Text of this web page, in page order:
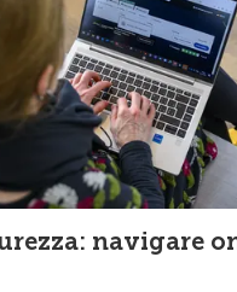
navigare